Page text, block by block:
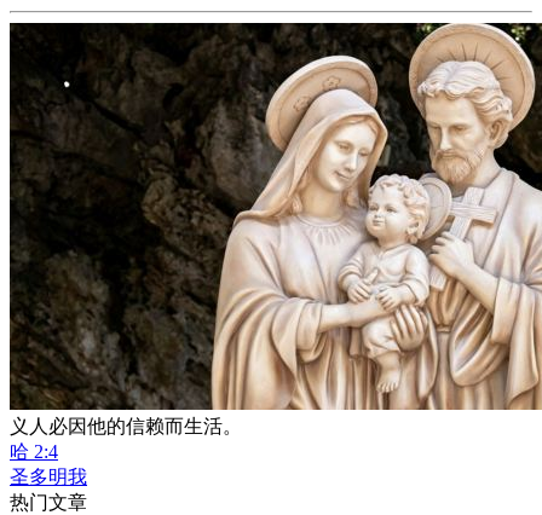
义人必因他的信赖而生活。
哈 2:4
圣多明我
热门文章